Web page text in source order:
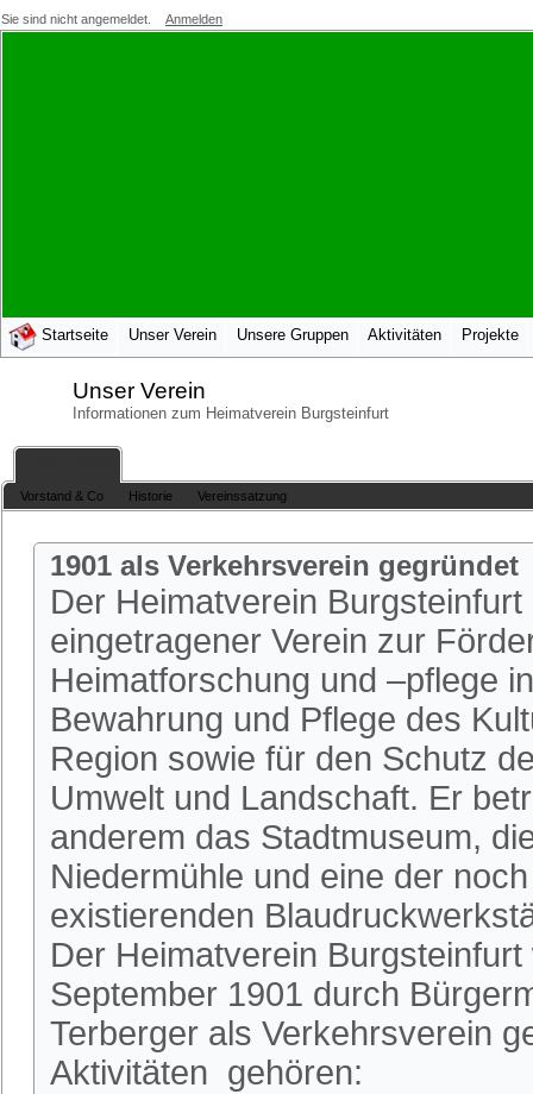
Sie sind nicht angemeldet. Anmelden
Startseite Unser Verein Unsere Gruppen Aktivitäten Projekte
Unser Verein
Informationen zum Heimatverein Burgsteinfurt
Vorstand & Co Historie Vereinssatzung
1901 als Verkehrsverein gegründet
Der Heimatverein Burgsteinfurt
eingetragener Verein zur
Heimatforschung und –pflege
Bewahrung und Pflege des
Region sowie für den Schutz
Umwelt und Landschaft. Er
anderem das Stadtmuseum,
Niedermühle und eine der
existierenden
Der Heimatverein
September 1901 durch
Terberger als Verkehrsverein
Aktivitäten gehören: